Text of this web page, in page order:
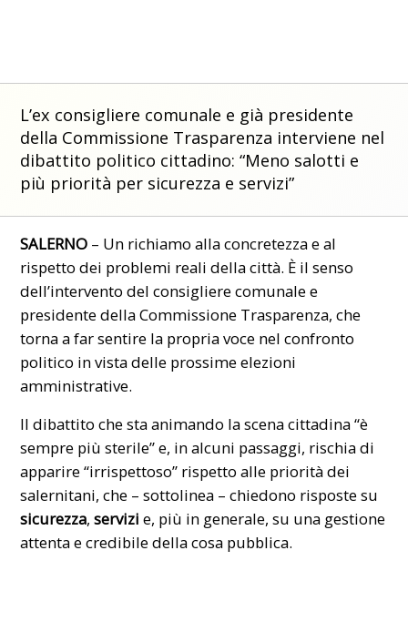
L’ex consigliere comunale e già presidente
della Commissione Trasparenza interviene nel
dibattito politico cittadino: “Meno salotti e
più priorità per sicurezza e servizi”
SALERNO – Un richiamo alla concretezza e al
rispetto dei problemi reali della città. È il senso
dell’intervento del consigliere comunale e
presidente della Commissione Trasparenza, che
torna a far sentire la propria voce nel confronto
politico in vista delle prossime elezioni
amministrative.
Il dibattito che sta animando la scena cittadina “è
sempre più sterile” e, in alcuni passaggi, rischia di
apparire “irrispettoso” rispetto alle priorità dei
salernitani, che – sottolinea – chiedono risposte su
sicurezza,servizi e, più in generale, su una gestione
attenta e credibile della cosa pubblica.